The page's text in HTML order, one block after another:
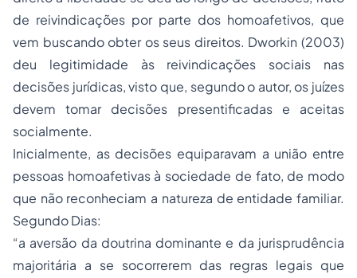
de reivindicações por parte dos homoafetivos, que
vem buscando obter os seus direitos. Dworkin (2003)
deu legitimidade às reivindicações sociais nas
decisões jurídicas, visto que, segundo o autor, os juízes
devem tomar decisões presentificadas e aceitas
socialmente.
Inicialmente, as decisões equiparavam a união entre
pessoas homoafetivas à sociedade de fato, de modo
que não reconheciam a natureza de entidade familiar.
Segundo Dias:
“a aversão da doutrina dominante e da jurisprudência
majoritária a se socorrerem das regras legais que